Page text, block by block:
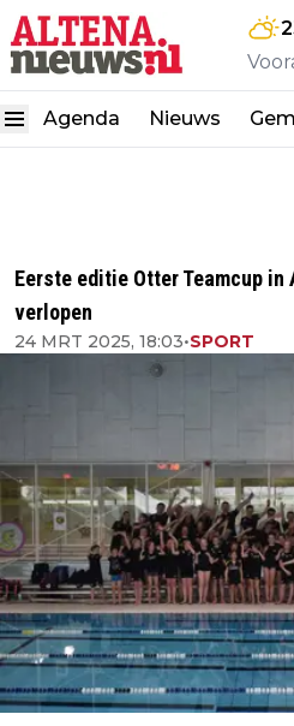
Agenda Nieuws
Eerste editie Otter Teamcup in
verlopen
24 MRT 2025, 18:03•SPORT